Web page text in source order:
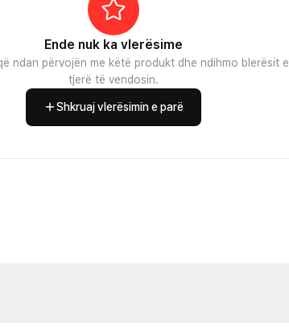
Ende nuk ka vlerësime
ndan përvojën me këtë produkt dhe ndihmo blerësit e
tjerë të vendosin.
Shkruaj vlerësimin e parë